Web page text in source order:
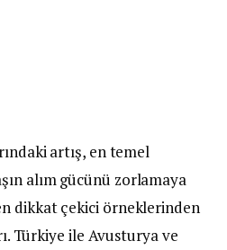
artış, en temel
alım gücünü zorlamaya
dikkat çekici örneklerinden
Türkiye ile Avusturya ve